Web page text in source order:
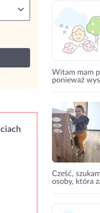
Witam mam
ponieważ
Cześć,
osoby, która